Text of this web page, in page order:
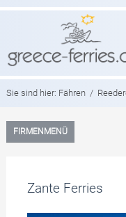
Sie sind hier: Fähren /
FIRMENMENÜ
Zante Ferries